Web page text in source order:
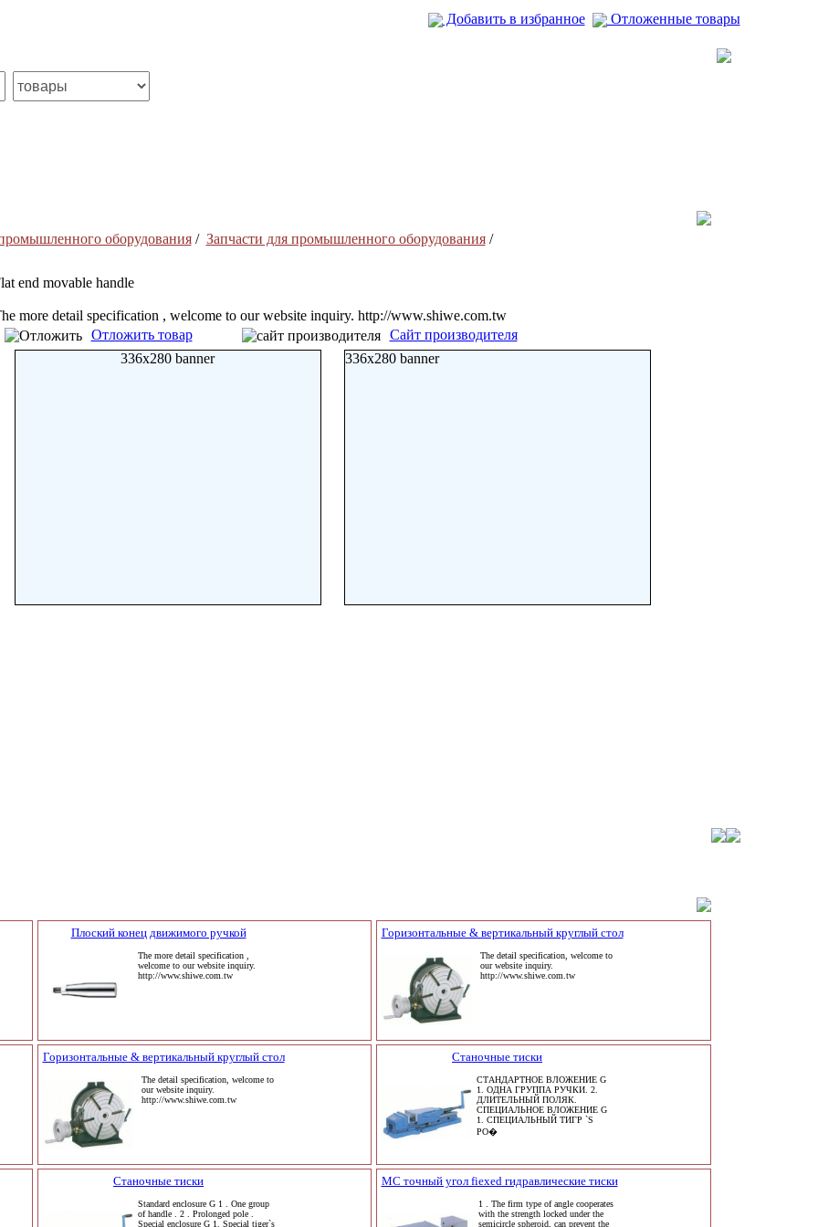
Добавить в избранное Отложенные товары
оборудования/ Запчасти для промышленного оборудования/
end movable handle
more detail specification , welcome to our website inquiry. http://www.shiwe.com.tw
Отложить товар
Сайт производителя
336x280 banner
336x280 banner
Плоский конец движимого ручкой
The more detail specification ,
welcome to our website inquiry.
http://www.shiwe.com.tw
Горизонтальные & вертикальный круглый стол
The detail specification, welcome to
our website inquiry.
http://www.shiwe.com.tw
Горизонтальные & вертикальный круглый стол
The detail specification, welcome to
our website inquiry.
http://www.shiwe.com.tw
Станочные тиски
СТАНДАРТНОЕ ВЛОЖЕНИЕ G
1. ОДНА ГРУППА РУЧКИ. 2.
ДЛИТЕЛЬНЫЙ ПОЛЯК.
СПЕЦИАЛЬНОЕ ВЛОЖЕНИЕ G
1. СПЕЦИАЛЬНЫЙ ТИГР `S
РО�
Станочные тиски
Standard enclosure G 1 . One group
of handle . 2 . Prolonged pole .
Special enclosure G 1. Special tiger`s
MC точный угол fiexed гидравлические тиски
1 . The firm type of angle cooperates
with the strength locked under the
semicircle spheroid, can prevent the